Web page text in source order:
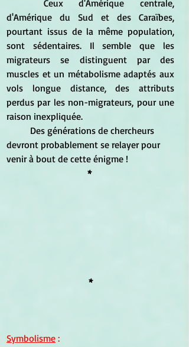
d'Amérique du Sud et des Caraïbes,
pourtant issus de la même population,
sont sédentaires. Il semble que les
migrateurs se distinguent par des
muscles et un métabolisme adaptés aux
vols longue distance, des attributs
perdus par les non-migrateurs, pour une
raison inexpliquée.
devront probablement se relayer pour
venir à bout de cette énigme !
*
*
Symbolisme :